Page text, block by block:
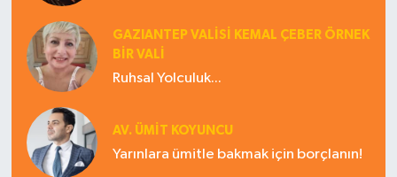
GAZIANTEP VALISI KEMAL ÇEBER ÖRNEK
BİR VALİ
Ruhsal Yolculuk...
AV. ÜMIT KOYUNCU
Yarınlara ümitle bakmak için borçlanın!